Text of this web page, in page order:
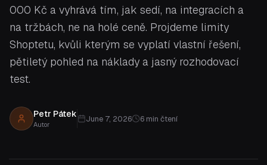
000 Kč a vyhrává tím, jak sedí, na integracích a
na tržbách, ne na holé ceně. Projdeme limity
Shoptetu, kvůli kterým se vyplatí vlastní řešení,
pětiletý pohled na náklady a jasný rozhodovací
test.
Petr Pátek
Autor
June 7, 2026 6 min čtení